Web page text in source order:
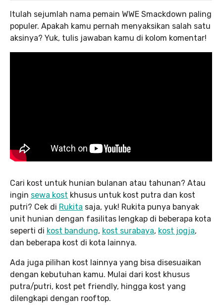
Itulah sejumlah nama pemain WWE Smackdown paling
populer. Apakah kamu pernah menyaksikan salah satu
aksinya? Yuk, tulis jawaban kamu di kolom komentar!
Cari kost untuk hunian bulanan atau tahunan? Atau
ingin sewa kost khusus untuk kost putra dan kost
putri? Cek di Rukita saja, yuk! Rukita punya banyak
unit hunian dengan fasilitas lengkap di beberapa kota
seperti di kost bandung, kost surabaya, kost jogja,
dan beberapa kost di kota lainnya.
Ada juga pilihan kost lainnya yang bisa disesuaikan
dengan kebutuhan kamu. Mulai dari kost khusus
putra/putri, kost pet friendly, hingga kost yang
dilengkapi dengan rooftop.